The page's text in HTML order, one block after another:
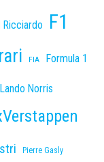
Ricciardo F1
FIA Formula 1
Lando Norris
Pierre Gasly